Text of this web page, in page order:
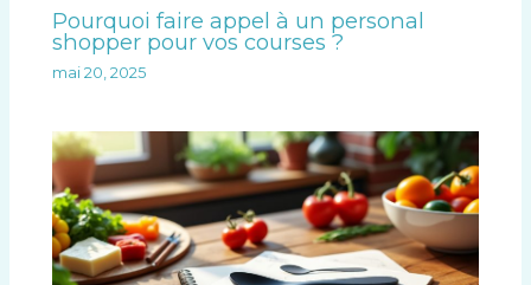
Pourquoi faire appel à un personal
shopper pour vos courses ?
mai 20, 2025